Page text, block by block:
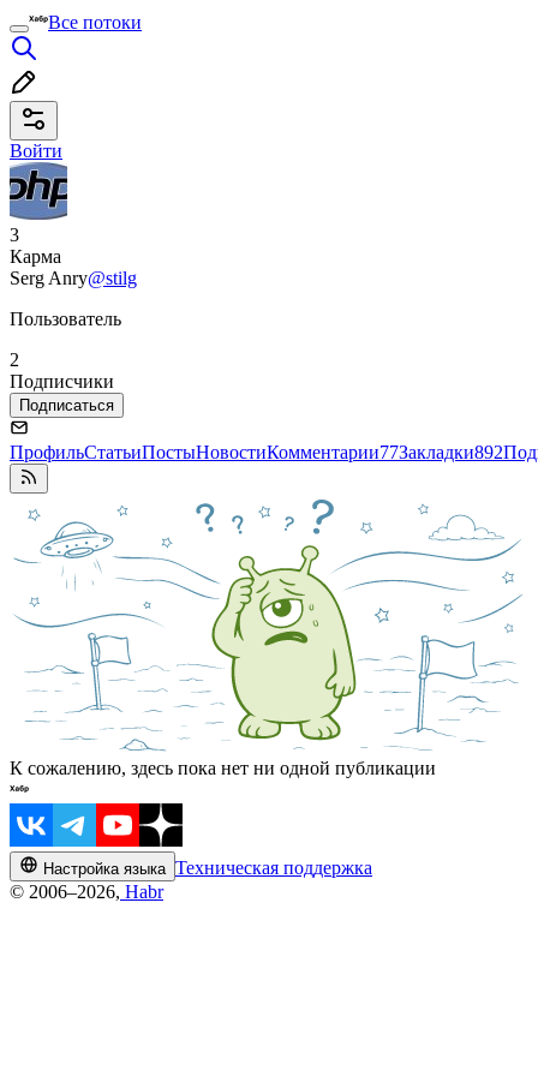
Все потоки
Войти
3
Карма
Serg Anry@stilg
Пользователь
2
Подписчики
Подписаться
ПрофильСтатьиПостыНовостиКомментарии77Закладки892
К сожалению, здесь пока нет ни одной публикации
Настройка языка Техническая поддержка
© 2006–2026, Habr